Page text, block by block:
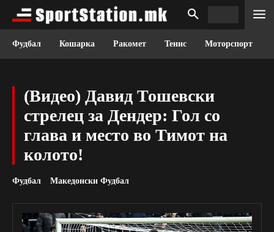
Фудбал Кошарка Ракомет Тенис Моторспорт
(Видео) Давид Тошевски
стрелец за Дендер: Гол со
глава и место во Тимот на
колото!
Фудбал Македонски Фудбал